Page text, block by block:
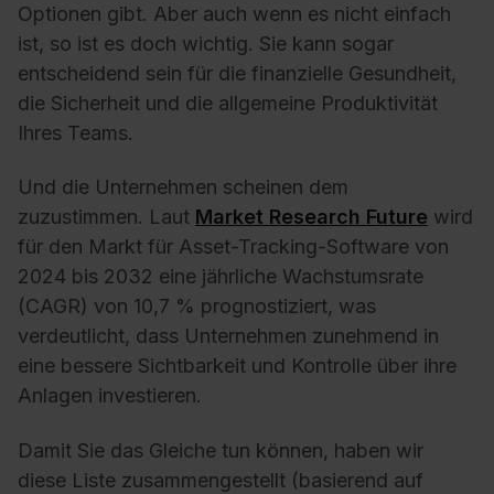
Optionen gibt. Aber auch wenn es nicht einfach
ist, so ist es doch wichtig. Sie kann sogar
entscheidend sein für die finanzielle Gesundheit,
die Sicherheit und die allgemeine Produktivität
Ihres Teams.
Und die Unternehmen scheinen dem
zuzustimmen. Laut Market Research Future wird
für den Markt für Asset-Tracking-Software von
2024 bis 2032 eine jährliche Wachstumsrate
(CAGR) von 10,7 % prognostiziert, was
verdeutlicht, dass Unternehmen zunehmend in
eine bessere Sichtbarkeit und Kontrolle über ihre
Anlagen investieren.
Damit Sie das Gleiche tun können, haben wir
diese Liste zusammengestellt (basierend auf